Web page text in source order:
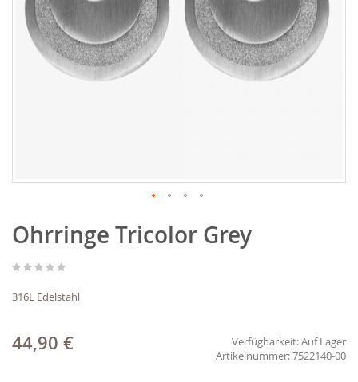
Anfang
der
springen
Ohrringe Tricolor Grey
316L Edelstahl
44,90 € Verfügbarkeit:Auf Lager
7522140-00